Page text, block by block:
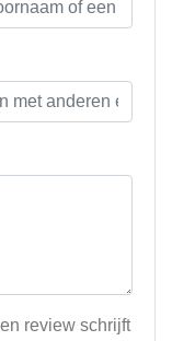
review schrijft